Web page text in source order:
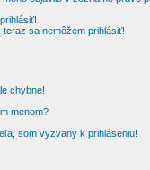
sa nemôžem prihlásiť!
chybne!
menom?
som vyzvaný k prihláseniu!